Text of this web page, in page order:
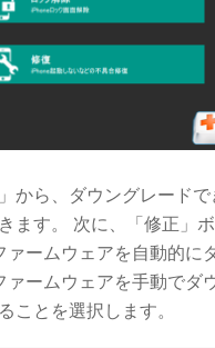
から、ダウングレードで
ます。 次に、「修正」
ァームウェアを自動的に
ァームウェアを手動でダ
ことを選択します。